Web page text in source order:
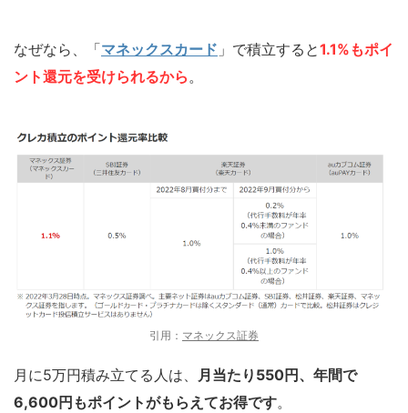
なぜなら、「マネックスカード 」で積立すると1.1%もポイ
ント還元を受けられるから。
引用： マネックス証券
月に5万円積み立てる人は、 月当たり550円、年間で
6,600円もポイントがもらえてお得です。